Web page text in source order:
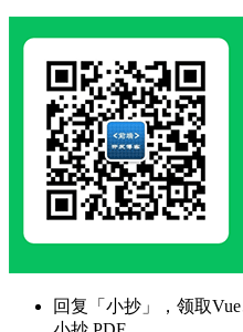
回复「小抄」，领取Vue